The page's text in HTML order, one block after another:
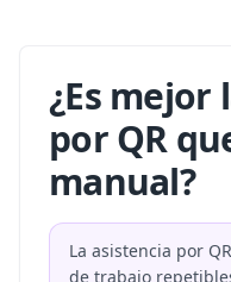
¿Es mejor
por QR
manual?
La asistencia por
de trabajo